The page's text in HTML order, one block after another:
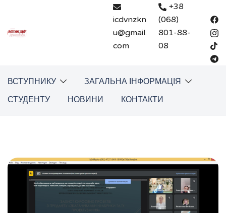
вмісту
icdvnzkn
u@gmail.
com
+38
(068)
801-88-
08
ВСТУПНИКУ
ЗАГАЛЬНА ІНФОРМАЦІЯ
СТУДЕНТУ
НОВИНИ КОНТАКТИ